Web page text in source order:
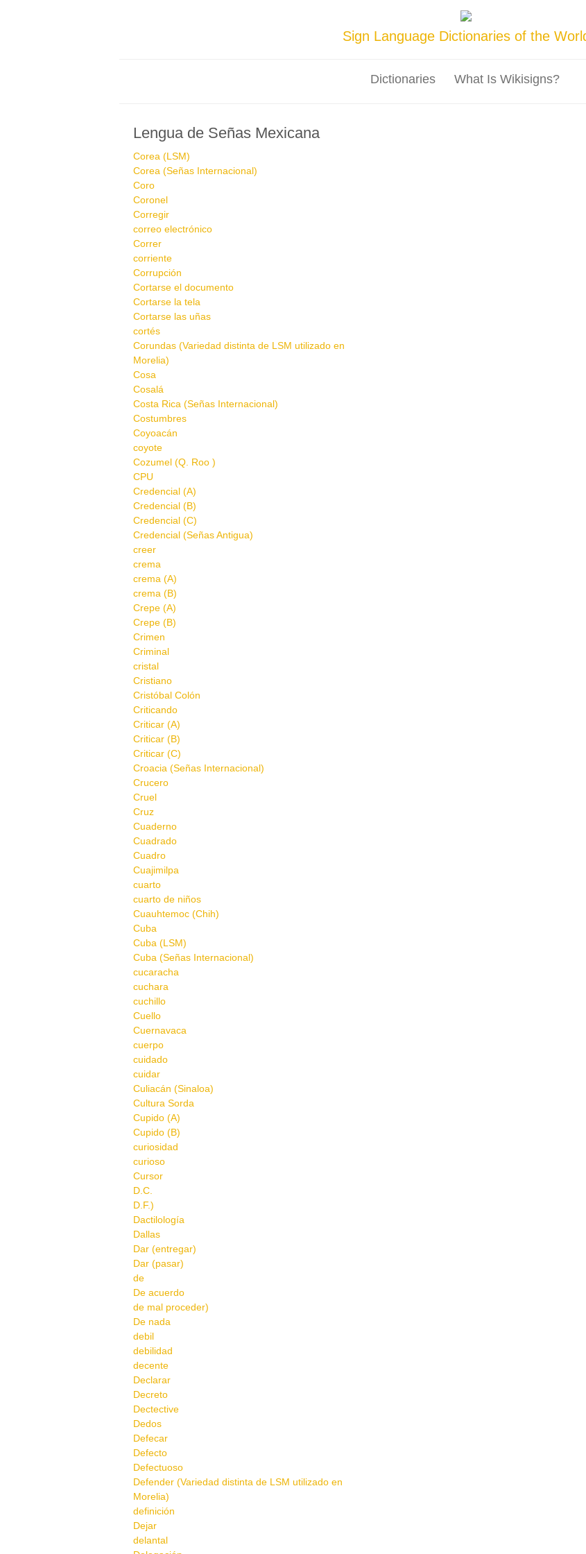
Sign Language Dictionaries of the
Dictionaries What Is Wikisigns?
Lengua de Señas Mexicana
Corea (LSM)
Corea (Señas Internacional)
Coro
Coronel
Corregir
correo electrónico
Correr
corriente
Corrupción
Cortarse el documento
Cortarse la tela
Cortarse las uñas
cortés
Corundas (Variedad distinta de LSM utilizado en
Morelia)
Cosa
Cosalá
Costa Rica (Señas Internacional)
Costumbres
Coyoacán
coyote
Cozumel (Q. Roo )
CPU
Credencial (A)
Credencial (B)
Credencial (C)
Credencial (Señas Antigua)
creer
crema
crema (A)
crema (B)
Crepe (A)
Crepe (B)
Crimen
Criminal
cristal
Cristiano
Cristóbal Colón
Criticando
Criticar (A)
Criticar (B)
Criticar (C)
Croacia (Señas Internacional)
Crucero
Cruel
Cruz
Cuaderno
Cuadrado
Cuadro
Cuajimilpa
cuarto
cuarto de niños
Cuauhtemoc (Chih)
Cuba
Cuba (LSM)
Cuba (Señas Internacional)
cucaracha
cuchara
cuchillo
Cuello
Cuernavaca
cuerpo
cuidado
cuidar
Culiacán (Sinaloa)
Cultura Sorda
Cupido (A)
Cupido (B)
curiosidad
curioso
Cursor
D.C.
D.F.)
Dactilología
Dallas
Dar (entregar)
Dar (pasar)
de
De acuerdo
de mal proceder)
De nada
debil
debilidad
decente
Declarar
Decreto
Dectective
Dedos
Defecar
Defecto
Defectuoso
Defender (Variedad distinta de LSM utilizado en
Morelia)
definición
Dejar
delantal